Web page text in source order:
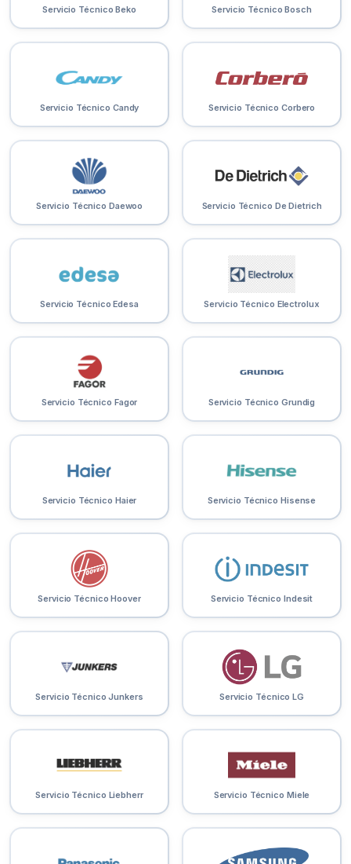
Servicio Técnico Beko Servicio Técnico Bosch
Servicio Técnico Candy Servicio Técnico Corbero
Servicio Técnico Daewoo Servicio Técnico De Dietrich
Servicio Técnico Edesa Servicio Técnico Electrolux
Servicio Técnico Fagor Servicio Técnico Grundig
Servicio Técnico Haier Servicio Técnico Hisense
Servicio Técnico Hoover Servicio Técnico Indesit
Servicio Técnico Junkers Servicio Técnico LG
Servicio Técnico Liebherr Servicio Técnico Miele